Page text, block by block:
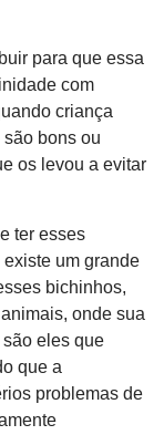
para que essa
com
criança
bons ou
os levou a evitar
ter esses
um grande
bichinhos,
onde sua
eles que
que a
problemas de